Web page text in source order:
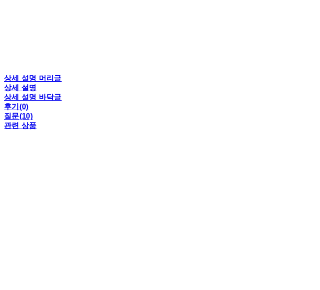
상세 설명 머리글
상세 설명
상세 설명 바닥글
후기(0)
질문(10)
관련 상품